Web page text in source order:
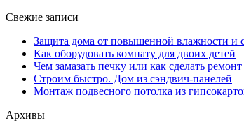
Свежие записи
Защита дома от повышенной влажности и
Как оборудовать комнату для двоих детей
Чем замазать печку или как сделать
Строим быстро. Дом из сэндвич-панелей
Монтаж подвесного потолка из
Архивы